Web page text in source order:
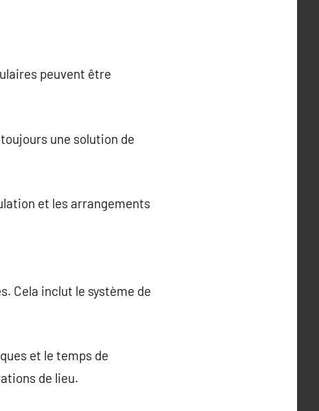
peuvent être
une solution de
et les arrangements
Cela inclut le système de
et le temps de
de lieu.